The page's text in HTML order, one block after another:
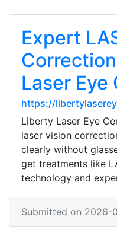
Expert
Laser Eye
https://
Liberty Laser Eye
laser vision
clearly without
get treatments like
technology and
Submitted on 2026-